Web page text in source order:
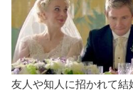
友人や知人に招かれて結